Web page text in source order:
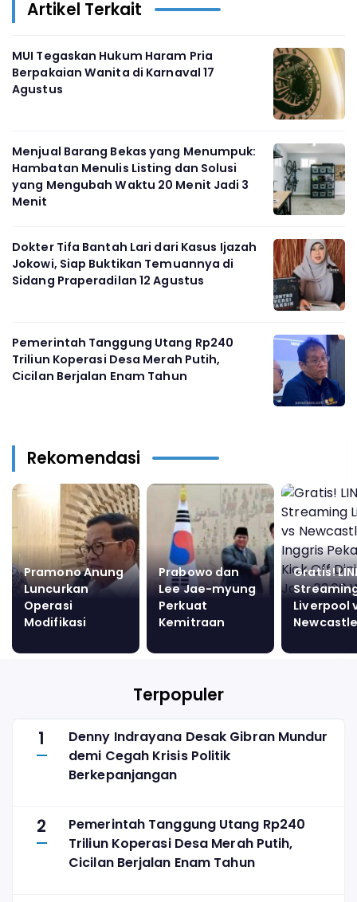
Artikel Terkait
MUI Tegaskan Hukum Haram Pria
Berpakaian Wanita di Karnaval 17
Agustus
Menjual Barang Bekas yang Menumpuk:
Hambatan Menulis Listing dan Solusi
yang Mengubah Waktu 20 Menit Jadi 3
Menit
Dokter Tifa Bantah Lari dari Kasus Ijazah
Jokowi, Siap Buktikan Temuannya di
Sidang Praperadilan 12 Agustus
Pemerintah Tanggung Utang Rp240
Triliun Koperasi Desa Merah Putih,
Cicilan Berjalan Enam Tahun
Rekomendasi
Pramono Anung
Luncurkan
Operasi
Modifikasi
untuk Cegah
Prabowo dan
Lee Jae-myung
Perkuat
Kemitraan
Kesepahaman
Gratis!
Liverpool
Pekan ke
Terpopuler
1
Denny Indrayana Desak Gibran Mundur
demi Cegah Krisis Politik
Berkepanjangan
2
Pemerintah Tanggung Utang Rp240
Triliun Koperasi Desa Merah Putih,
Cicilan Berjalan Enam Tahun